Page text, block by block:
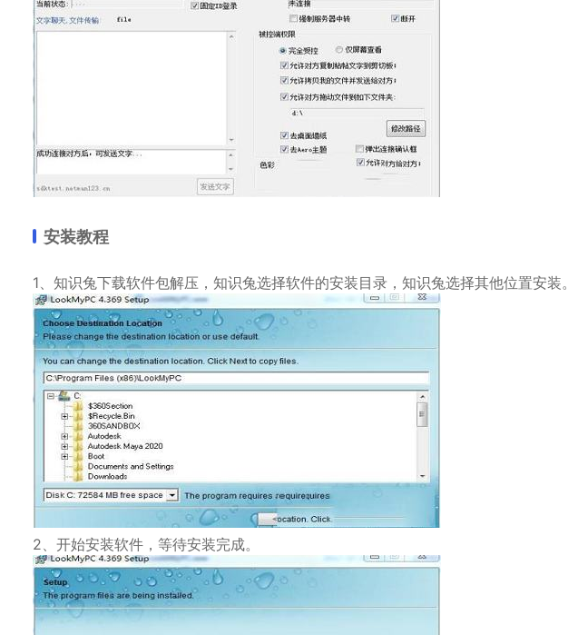
安装教程
1、知识兔下载软件包解压，知识兔选择软件的安装目录，知识兔选择其他位置安装。
2、开始安装软件，等待安装完成。